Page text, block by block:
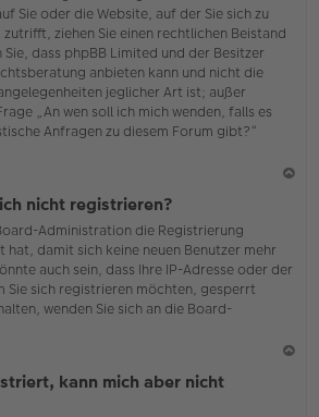
Sie oder die Website, auf der Sie sich zu
ziehen Sie einen rechtlichen Beistand
dass phpBB Limited und der Besitzer
anbieten kann und nicht die
jeglicher Art ist; außer
„An wen soll ich mich wenden, falls es
Anfragen zu diesem Forum gibt?“
b
nicht registrieren?
Administration die Registrierung
damit sich keine neuen Benutzer mehr
auch sein, dass Ihre IP-Adresse oder der
Sie sich registrieren möchten, gesperrt
wenden Sie sich an die Board-
kann mich aber nicht